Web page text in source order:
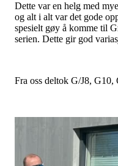
Dette var en helg med
og alt i alt var det gode
spesielt gøy å komme til
serien. Dette gir god
Fra oss deltok G/J8, G10,